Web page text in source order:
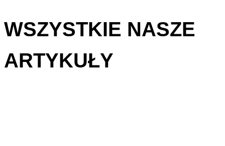
WSZYSTKIE NASZE
ARTYKUŁY